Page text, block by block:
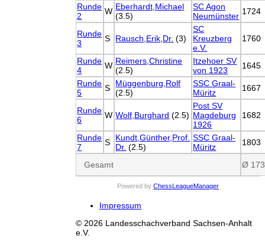
Runde
2
W Eberhardt,Michael
(3.5)
SC Agon
Neumünster 1724
Runde
3
S Rausch,Erik,Dr. (3)
SC
Kreuzberg
e.V.
1760
Runde
4
W Reimers,Christine
(2.5)
Itzehoer SV
von 1923
1645
Runde
5
S
Müggenburg,Rolf
(2.5)
SSC Graal-
Müritz
1667
Runde
6
W Wolf,Burghard (2.5)
Post SV
Magdeburg
1926
1682
Runde
7
S
Kundt,Günther,Prof.
Dr. (2.5)
SSC Graal-
Müritz
1803
Gesamt Ø
Powered by ChessLeagueManager
Impressum
© 2026 Landesschachverband Sachsen-Anhalt
e.V.